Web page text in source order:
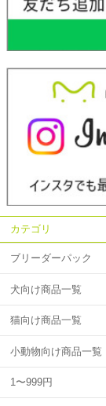
カテゴリ
ブリーダーパック
犬向け商品一覧
猫向け商品一覧
小動物向け商品一覧
1〜999円